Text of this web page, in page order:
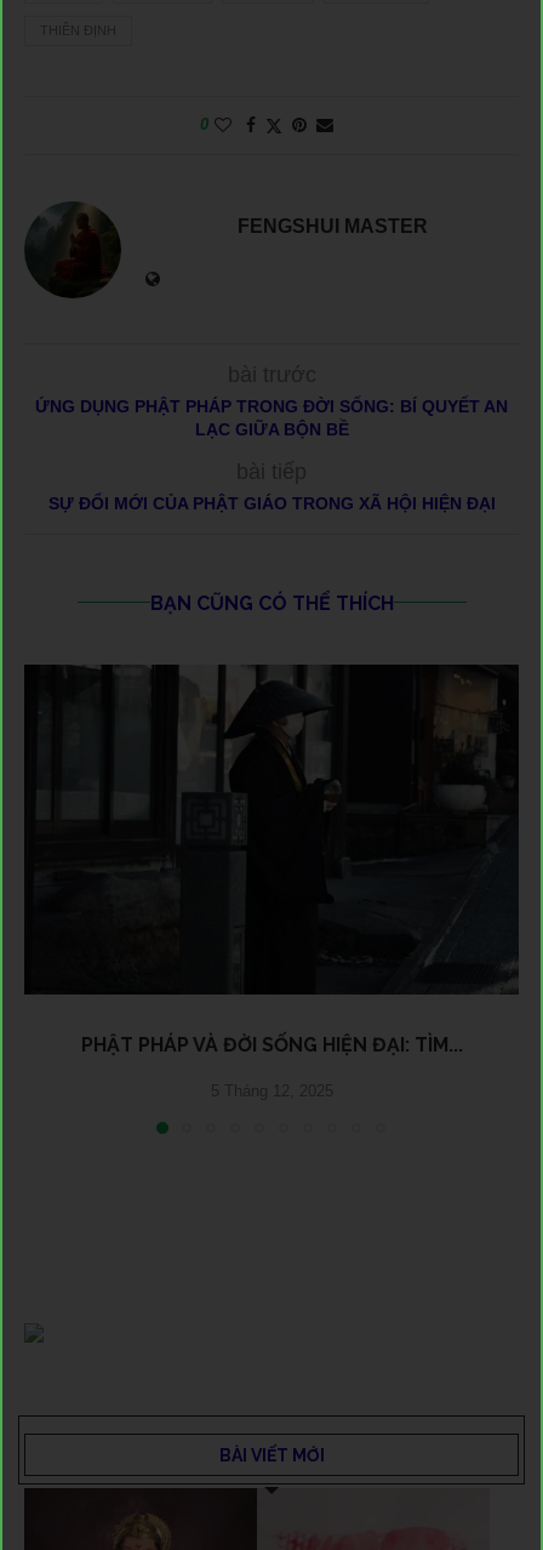
THIỀN ĐỊNH
0
FENGSHUI MASTER
bài trước
ỨNG DỤNG PHẬT PHÁP TRONG ĐỜI SỐNG: BÍ QUYẾT AN
LẠC GIỮA BỘN BỀ
bài tiếp
SỰ ĐỔI MỚI CỦA PHẬT GIÁO TRONG XÃ HỘI HIỆN ĐẠI
BẠN CŨNG CÓ THỂ THÍCH
PHẬT PHÁP VÀ ĐỜI SỐNG HIỆN ĐẠI: TÌM...
5 Tháng 12, 2025
BÀI VIẾT MỚI